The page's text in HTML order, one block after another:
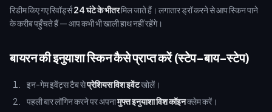
रिडीम किए गए रिवॉर्ड्स24 घंटे के भीतरमिल जाते हैं। लगातार ड्रॉ करने से आप स्किन पाने
के करीब पहुँचते हैं — आप कभी भी खाली हाथ नहीं रहेंगे।
बायरन की इनुयाशा स्किन कैसे प्राप्त करें (स्टेप-बाय-स्टेप)
इन-गेम इवेंट्स टैब सेप्रेशियस विश इवेंटखोलें।
पहली बार लॉगिन करने पर अपनामुफ्त इनुयाशा विश कॉइनक्लेम करें।